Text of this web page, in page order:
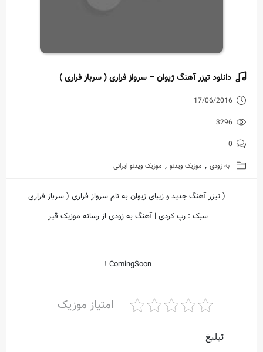
دانلود تیزر آهنگ ژیوان – سرواز فراری ( سرباز فراری )
17/06/2016
3296
0
به زودی , موزیک ویدئو , موزیک ویدئو ایرانی
( تیزر آهنگ جدید و زیبای ژیوان به نام سرواز فراری ( سرباز فراری
سبک : رپ کردی | آهنگ به زودی از رسانه موزیک قیر
ComingSoon !
امتیاز موزیک
تبلیغ